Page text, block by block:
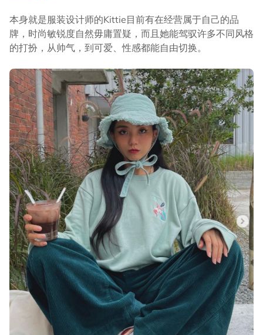
本身就是服装设计师的Kittie目前有在经营属于自己的品
牌，时尚敏锐度自然毋庸置疑，而且她能驾驭许多不同风格
的打扮，从帅气，到可爱、性感都能自由切换。